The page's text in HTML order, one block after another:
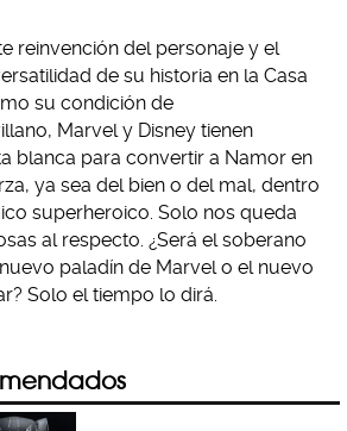
reinvención del personaje y el
de su historia en la Casa
su condición de
Marvel y Disney tienen
blanca para convertir a Namor en
ya sea del bien o del mal, dentro
superheroico. Solo nos queda
al respecto. ¿Será el soberano
paladín de Marvel o el nuevo
Solo el tiempo lo dirá.